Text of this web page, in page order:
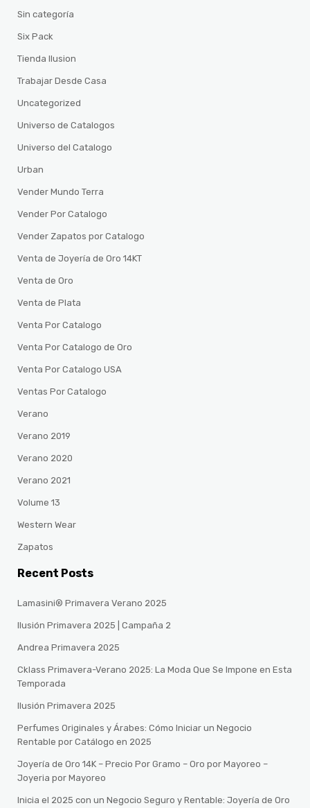
Sin categoría
Six Pack
Tienda Ilusion
Trabajar Desde Casa
Uncategorized
Universo de Catalogos
Universo del Catalogo
Urban
Vender Mundo Terra
Vender Por Catalogo
Vender Zapatos por Catalogo
Venta de Joyería de Oro 14KT
Venta de Oro
Venta de Plata
Venta Por Catalogo
Venta Por Catalogo de Oro
Venta Por Catalogo USA
Ventas Por Catalogo
Verano
Verano 2019
Verano 2020
Verano 2021
Volume 13
Western Wear
Zapatos
Recent Posts
Lamasini® Primavera Verano 2025
Ilusión Primavera 2025 | Campaña 2
Andrea Primavera 2025
Cklass Primavera-Verano 2025: La Moda Que Se Impone en Esta
Temporada
Ilusión Primavera 2025
Perfumes Originales y Árabes: Cómo Iniciar un Negocio
Rentable por Catálogo en 2025
Joyería de Oro 14K – Precio Por Gramo – Oro por Mayoreo –
Joyeria por Mayoreo
Inicia el 2025 con un Negocio Seguro y Rentable: Joyería de Oro